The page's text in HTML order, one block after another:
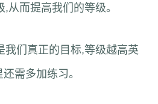
从而提高我们的等级。
我们真正的目标,等级越高英
需多加练习。